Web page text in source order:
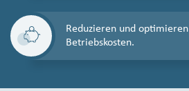
Reduzieren und
Betriebskosten.